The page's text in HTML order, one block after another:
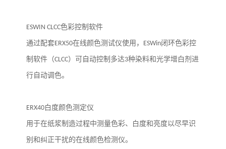
ESWIN CLCC色彩控制软件
通过配套ERX50在线颜色测试仪使用， ESWin闭环色彩控
制软件（CLCC）可自动控制多达3种染料和光学增白剂进
行自动调色。
ERX40 白度颜色测定仪
用于在纸浆制造过程中测量色彩、白度和亮度以尽早识
别和纠正干扰的在线颜色检测仪。